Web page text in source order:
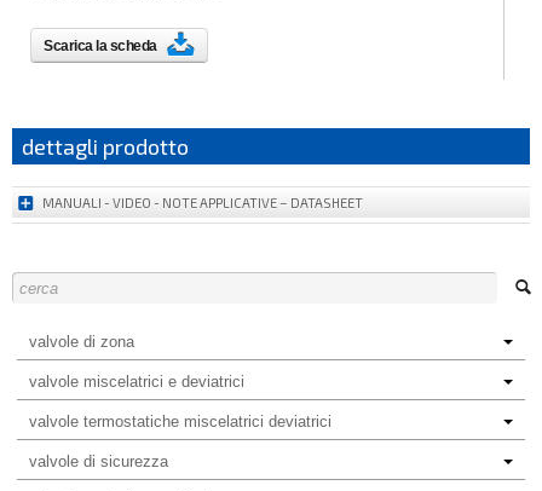
Scarica la scheda
dettagli prodotto
MANUALI - VIDEO - NOTE APPLICATIVE – DATASHEET
valvole di zona
valvole miscelatrici e deviatrici
valvole termostatiche miscelatrici deviatrici
valvole di sicurezza